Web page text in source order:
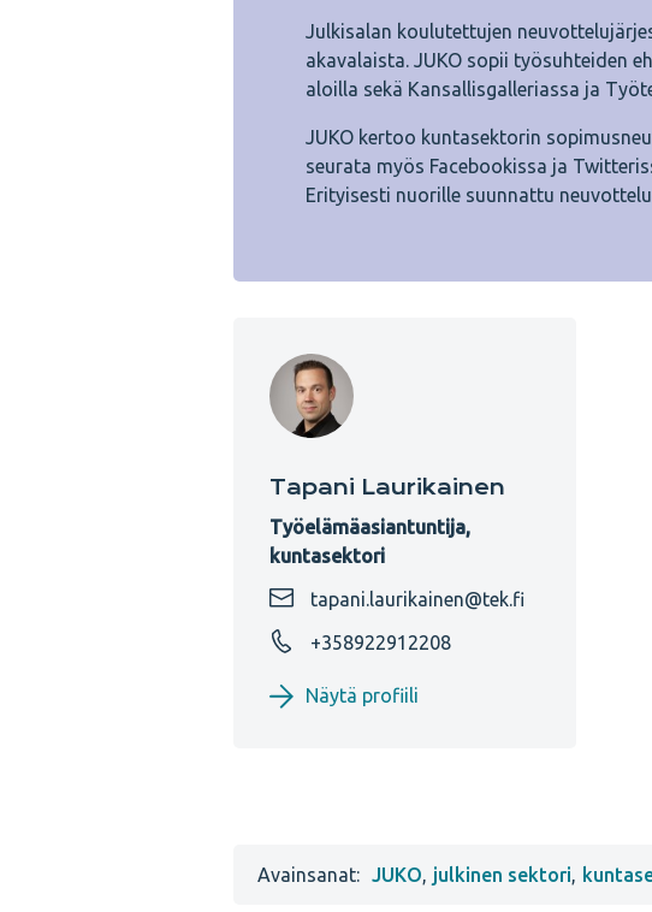
Julkisalan koulutettujen
akavalaista. JUKO sopii työsuhteiden
aloilla sekä Kansallisgalleriassa ja
JUKO kertoo kuntasektorin
seurata myös Facebookissa ja
Erityisesti nuorille suunnattu
Tapani Laurikainen
Työelämäasiantuntija,
kuntasektori
tapani.laurikainen@tek.fi
+358922912208
Näytä profiili
Avainsanat: JUKO, julkinen sektori,